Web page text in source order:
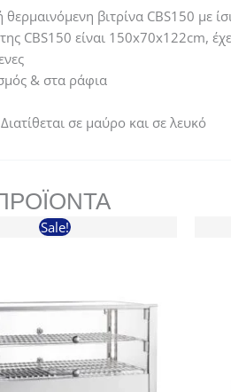
θερμαινόμενη βιτρίνα CBS150 με
της CBS150 είναι 150x70x122cm,
& στα ράφια
σε μαύρο και σε λευκό
Sale!